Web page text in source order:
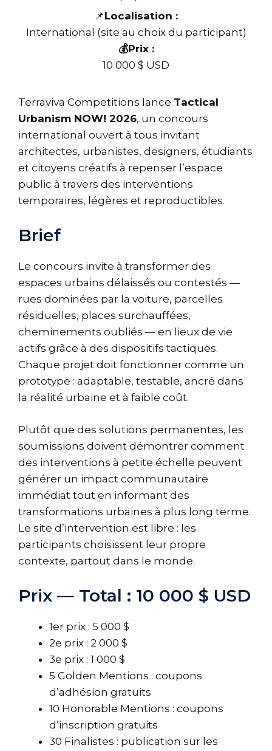
📌Localisation :
International (site au choix du participant)
💰Prix :
10 000 $ USD
Terraviva Competitions lance Tactical
Urbanism NOW! 2026, un concours
international ouvert à tous invitant
architectes, urbanistes, designers, étudiants
et citoyens créatifs à repenser l’espace
public à travers des interventions
temporaires, légères et reproductibles.
Brief
Le concours invite à transformer des
espaces urbains délaissés ou contestés —
rues dominées par la voiture, parcelles
résiduelles, places surchauffées,
cheminements oubliés — en lieux de vie
actifs grâce à des dispositifs tactiques.
Chaque projet doit fonctionner comme un
prototype : adaptable, testable, ancré dans
la réalité urbaine et à faible coût.
Plutôt que des solutions permanentes, les
soumissions doivent démontrer comment
des interventions à petite échelle peuvent
générer un impact communautaire
immédiat tout en informant des
transformations urbaines à plus long terme.
Le site d’intervention est libre : les
participants choisissent leur propre
contexte, partout dans le monde.
Prix — Total : 10 000 $ USD
1er prix : 5 000 $
2e prix : 2 000 $
3e prix : 1 000 $
5 Golden Mentions : coupons
d’adhésion gratuits
10 Honorable Mentions : coupons
d’inscription gratuits
30 Finalistes : publication sur les